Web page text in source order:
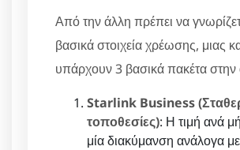
Από την άλλη πρέπει να
βασικά στοιχεία χρέωσης, μιας
υπάρχουν 3 βασικά πακέτα στην
Starlink Business
τοποθεσίες): Η τιμή ανά
μία διακύμανση ανάλογα